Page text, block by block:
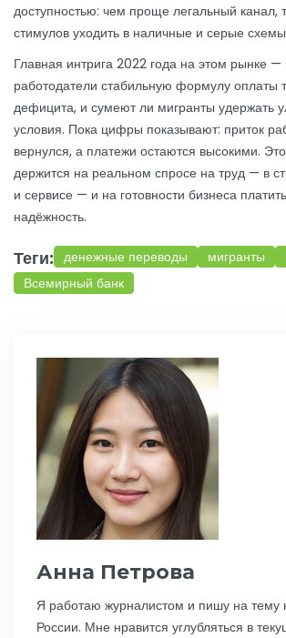
доступностью: чем проще легальный канал,
стимулов уходить в наличные и серые
Главная интрига 2022 года на этом рынке —
работодатели стабильную формулу оплаты
дефицита, и сумеют ли мигранты удержать
условия. Пока цифры показывают: приток
вернулся, а платежи остаются высокими.
держится на реальном спросе на труд — в
и сервисе — и на готовности бизнеса
надёжность.
Теги: денежные переводы мигранты
Всемирный банк
Анна Петрова
Я работаю журналистом и пишу на тему
России. Мне нравится углубляться в